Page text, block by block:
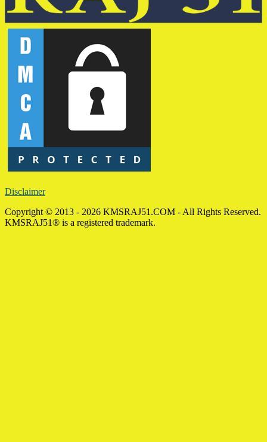
Disclaimer
Copyright © 2013 - 2026 KMSRAJ51.COM - All Rights Reserved.
KMSRAJ51® is a registered trademark.